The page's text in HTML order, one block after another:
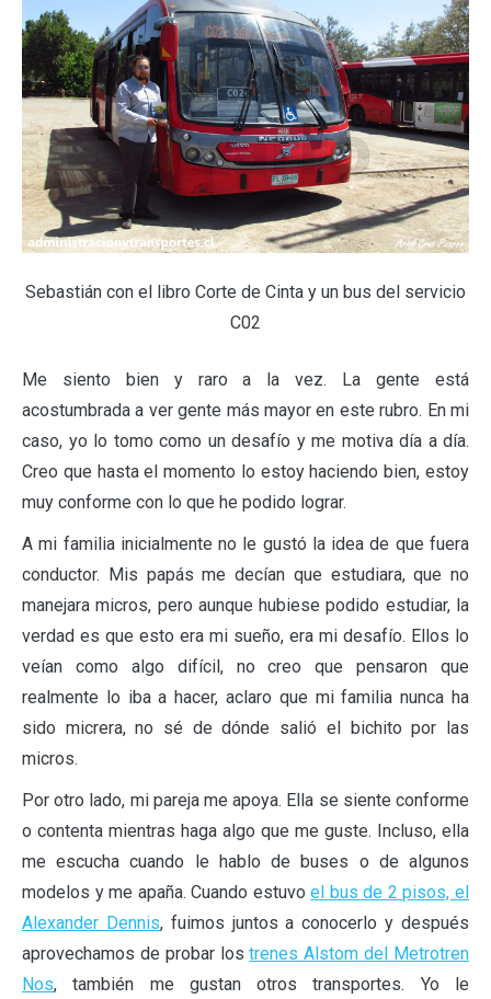
Sebastián con el libro Corte de Cinta y un bus del servicio
C02
Me siento bien y raro a la vez. La gente está
acostumbrada a ver gente más mayor en este rubro. En mi
caso, yo lo tomo como un desafío y me motiva día a día.
Creo que hasta el momento lo estoy haciendo bien, estoy
muy conforme con lo que he podido lograr.
A mi familia inicialmente no le gustó la idea de que fuera
conductor. Mis papás me decían que estudiara, que no
manejara micros, pero aunque hubiese podido estudiar, la
verdad es que esto era mi sueño, era mi desafío. Ellos lo
veían como algo difícil, no creo que pensaron que
realmente lo iba a hacer, aclaro que mi familia nunca ha
sido micrera, no sé de dónde salió el bichito por las
micros.
Por otro lado, mi pareja me apoya. Ella se siente conforme
o contenta mientras haga algo que me guste. Incluso, ella
me escucha cuando le hablo de buses o de algunos
modelos y me apaña. Cuando estuvoel bus de 2 pisos, el
Alexander Dennis, fuimos juntos a conocerlo y después
aprovechamos de probar lostrenes Alstom del Metrotren
Nos, también me gustan otros transportes. Yo le